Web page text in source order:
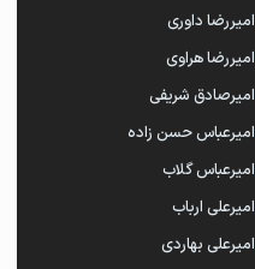
امیررضا داوری
امیررضا هراوی
امیرصادق شریفی
امیرعباس حسن زاده
امیرعباس گلاب
امیرعلی ارباب
امیرعلی بهاردی